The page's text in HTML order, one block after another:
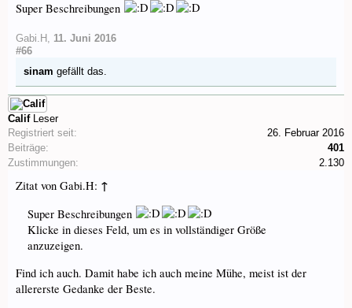
Super Beschreibungen
Gabi.H , 11. Juni 2016
#66
sinam gefällt das.
Calif Leser
Registriert seit:
26. Februar 2016
Beiträge:
401
Zustimmungen:
2.130
Zitat von Gabi.H: ↑
Super Beschreibungen
Klicke in dieses Feld, um es in vollständiger Größe
anzuzeigen.
Find ich auch. Damit habe ich auch meine Mühe, meist ist der
allererste Gedanke der Beste.